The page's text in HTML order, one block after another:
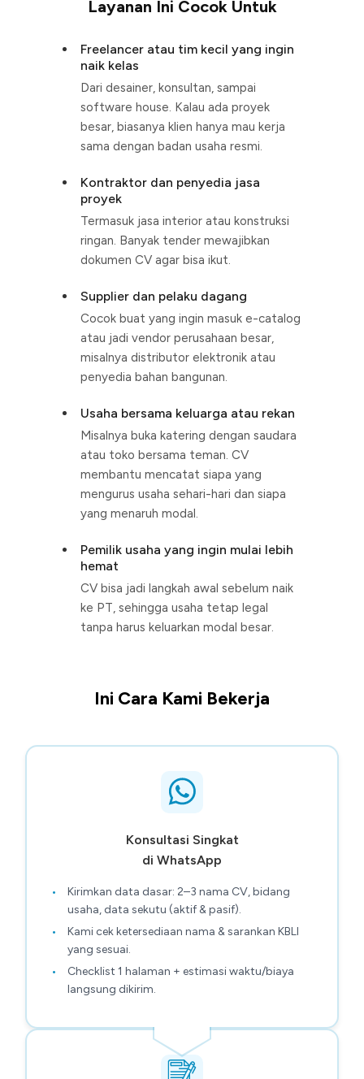
Layanan Ini Cocok Untuk
Freelancer atau tim kecil yang ingin
naik kelas
Dari desainer, konsultan, sampai
software house. Kalau ada proyek
besar, biasanya klien hanya mau kerja
sama dengan badan usaha resmi.
Kontraktor dan penyedia jasa
proyek
Termasuk jasa interior atau konstruksi
ringan. Banyak tender mewajibkan
dokumen CV agar bisa ikut.
Supplier dan pelaku dagang
Cocok buat yang ingin masuk e-catalog
atau jadi vendor perusahaan besar,
misalnya distributor elektronik atau
penyedia bahan bangunan.
Usaha bersama keluarga atau rekan
Misalnya buka katering dengan saudara
atau toko bersama teman. CV
membantu mencatat siapa yang
mengurus usaha sehari-hari dan siapa
yang menaruh modal.
Pemilik usaha yang ingin mulai lebih
hemat
CV bisa jadi langkah awal sebelum naik
ke PT, sehingga usaha tetap legal
tanpa harus keluarkan modal besar.
Ini Cara Kami Bekerja
Konsultasi Singkat
di WhatsApp
Kirimkan data dasar: 2–3 nama CV, bidang
usaha, data sekutu (aktif & pasif).
Kami cek ketersediaan nama & sarankan KBLI
yang sesuai.
Checklist 1 halaman + estimasi waktu/biaya
langsung dikirim.